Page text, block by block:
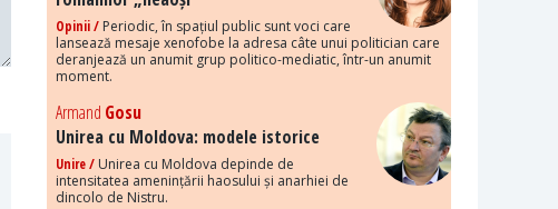
Opinii / Periodic, în spațiul public sunt voci care
lansează mesaje xenofobe la adresa câte unui politician care
deranjează un anumit grup politico-mediatic, într-un anumit
moment.
Armand Gosu
Unirea cu Moldova: modele istorice
Unire / Unirea cu Moldova depinde de
intensitatea amenințării haosului și anarhiei de
dincolo de Nistru.